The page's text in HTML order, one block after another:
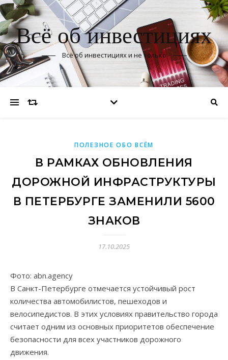
Всё об инвестициях
Всё об инвестициях и не только
ПОЛЕЗНОЕ ОБО ВСЁМ
В РАМКАХ ОБНОВЛЕНИЯ
ДОРОЖНОЙ ИНФРАСТРУКТУРЫ
В ПЕТЕРБУРГЕ ЗАМЕНИЛИ 5600
ЗНАКОВ
17.10.2025
Фото: abn.agency
В Санкт-Петербурге отмечается устойчивый рост
количества автомобилистов, пешеходов и
велосипедистов. В этих условиях правительство города
считает одним из основных приоритетов обеспечение
безопасности для всех участников дорожного
движения.